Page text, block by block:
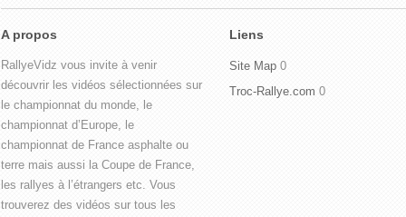
A propos
RallyeVidz vous invite à venir
découvrir les vidéos sélectionnées sur
le championnat du monde, le
championnat d’Europe, le
championnat de France asphalte ou
terre mais aussi la Coupe de France,
les rallyes à l’étrangers etc. Vous
trouverez des vidéos sur tous les
Liens
Site Map 0
Troc-Rallye.com 0